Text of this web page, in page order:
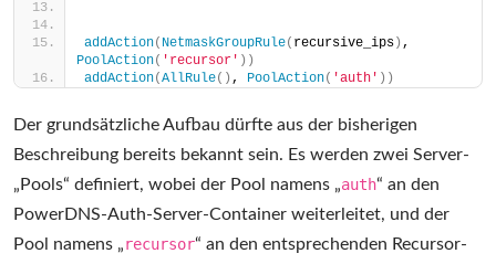
addAction( NetmaskGroupRule( recursive_ips )
PoolAction( 'recursor' ))
addAction(AllRule() , PoolAction( 'auth' ))
Der grundsätzliche Aufbau dürfte aus der bisherigen
Beschreibung bereits bekannt sein. Es werden zwei Server-
„Pools“ definiert, wobei der Pool namens „auth“ an den
PowerDNS-Auth-Server-Container weiterleitet, und der
Pool namens „recursor“ an den entsprechenden Recursor-